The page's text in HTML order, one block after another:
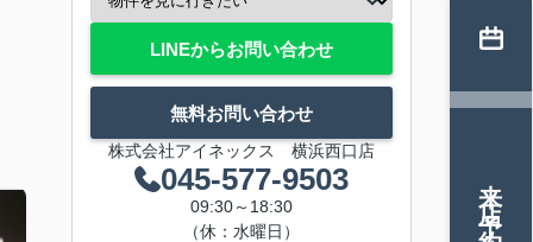
LINEからお問い合わせ
無料お問い合わせ
株式会社アイネックス 横浜西口店
045-577-9503
09:30～18:30
（休：水曜日）
来店予約